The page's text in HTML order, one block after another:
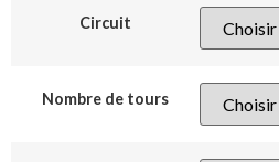
Circuit
Nombre de tours